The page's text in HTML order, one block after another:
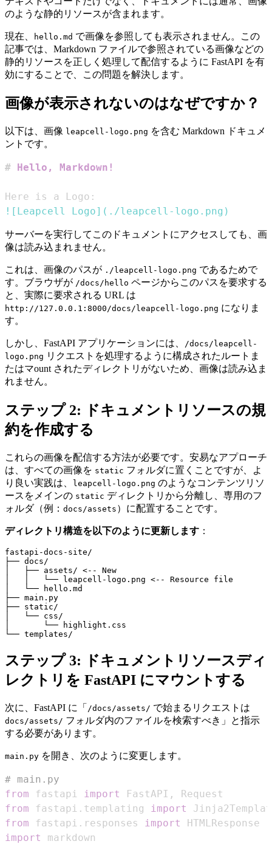
のような静的リソースが含まれます。
現在、 hello.md で画像を参照しても表示されません。この
記事では、Markdown ファイルで参照されている画像などの
静的リソースを正しく処理して配信するように FastAPI を有
効にすることで、この問題を解決します。
画像が表示されないのはなぜですか？
以下は、画像 leapcell-logo.png を含む Markdown ドキュメ
ントです。
# Hello, Markdown!
! [ Leapcell Logo]( ./leapcell-logo.png )
サーバーを実行してこのドキュメントにアクセスしても、画
像は読み込まれません。
これは、画像のパスが ./leapcell-logo.png であるためで
す。ブラウザが /docs/hello ページからこのパスを要求する
と、実際に要求される URL は
http://127.0.0.1:8000/docs/leapcell-logo.png になりま
す。
しかし、FastAPI アプリケーションには、
/docs/leapcell-
logo.png リクエストを処理するように構成されたルートま
たはマount されたディレクトリがないため、画像は読み込ま
れません。
ステップ 2: ドキュメントリソースの規
約を作成する
これらの画像を配信する方法が必要です。安易なアプローチ
は、すべての画像を static フォルダに置くことですが、よ
り良い実践は、
leapcell-logo.png のようなコンテンツリソ
ースをメインの static ディレクトリから分離し、専用のフ
ォルダ（例： docs/assets ）に配置することです。
ディレクトリ構造を以下のように更新します ：
fastapi-docs-site/
├── docs/
│   ├── assets/ <-- New
│   │   └── leapcell-logo.png <-- Resource file
│   └── hello.md
├── main.py
├── static/
│   └── css/
│       └── highlight.css
ステップ 3: ドキュメントリソースディ
レクトリを FastAPI にマウントする
次に、FastAPI に「 /docs/assets/ で始まるリクエストは
docs/assets/ フォルダ内のファイルを検索すべき」と指示
する必要があります。
main.py を開き、次のように変更します。
# main.py
from fastapi import FastAPI ,
from fastapi . templating
import
from fastapi . responses import
import